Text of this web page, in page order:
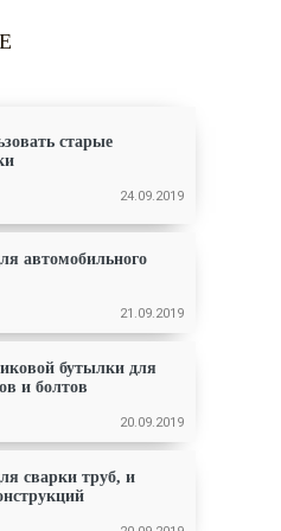
старые
24.09.2019
автомобильного
21.09.2019
бутылки для
и болтов
20.09.2019
сварки труб, и